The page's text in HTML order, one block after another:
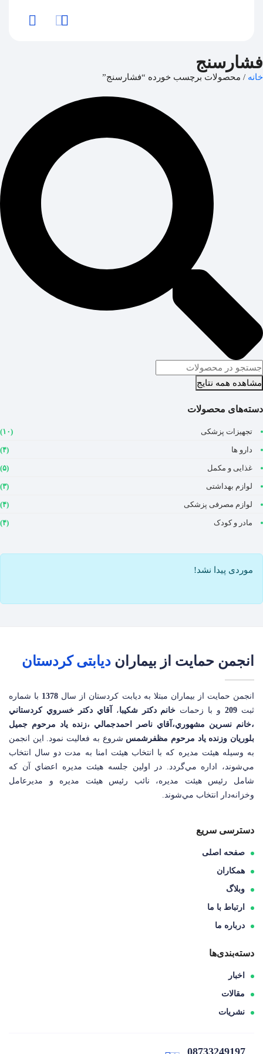
فشارسنج
خانه / محصولات برچسب خورده “فشارسنج”
مشاهده همه نتایج
دسته‌های محصولات
تجهیزات پزشکی (۱۰)
دارو ها (۴)
غذایی و مکمل (۵)
لوازم بهداشتی (۳)
لوازم مصرفی پزشکی (۴)
مادر و کودک (۴)
موردی پیدا نشد!
انجمن حمایت از بیماران دیابتی کردستان
انجمن حمايت از بيماران مبتلا به ديابت کردستان از سال
با شماره
ثبت 209و با زحمات خانم دکتر شکيبا،
آقاي دکتر خسروي کردستاني
،خانم نسرين مشهوري،آقاي ناصر احمدجمالي ،زنده ياد مرحوم جميل
بلوريان وزنده ياد مرحوم مظفرشمس شروع به فعاليت نمود. اين انجمن
به وسيله هيئت مديره که با انتخاب هيئت امنا به مدت دو سال انتخاب
مي‌شوند، اداره مي‌گردد. در اولين جلسه هيئت مديره اعضاي آن که
شامل رئيس هيئت مديره، نائب رئيس هيئت مديره و مديرعامل
وخزانه‌دار انتخاب مي‌شوند.
دسترسی سریع
صفحه اصلی
همکاران
وبلاگ
ارتباط با ما
درباره ما
دسته‌بندی‌ها
اخبار
مقالات
نشریات
08733249197